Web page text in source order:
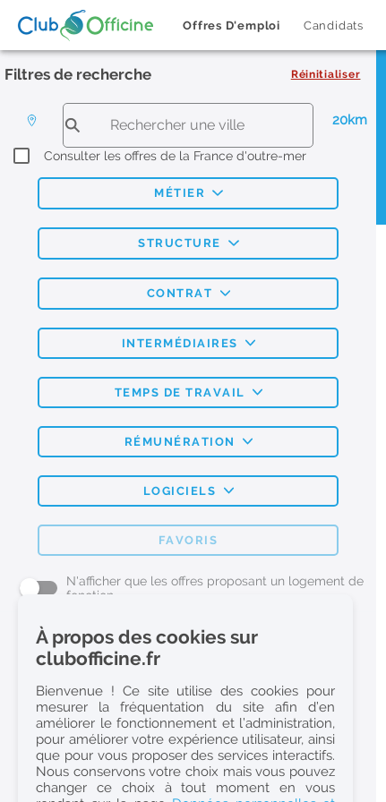
Offres D'emploi Candidats
Filtres de recherche Réinitialiser
20km
Consulter les offres de la France d'outre-mer
MÉTIER
STRUCTURE
CONTRAT
INTERMÉDIAIRES
TEMPS DE TRAVAIL
RÉMUNÉRATION
LOGICIELS
FAVORIS
N'afficher que les offres proposant un logement de
fonction
L'emploi Pharmacie par métier
Pharmacien (H/F)
Préparateur en Pharmacie (H/F)
Etudiant en Pharmacie (H/F)
Etudiant en Pharmacie 6e année validée (H/F)
Conseiller Dermo Cosmetique - Esthéticienne (H/F)
À propos des cookies sur
clubofficine.fr
Bienvenue ! Ce site utilise des cookies pour
mesurer la fréquentation du site afin d’en
améliorer le fonctionnement et l’administration,
pour améliorer votre expérience utilisateur, ainsi
que pour vous proposer des services interactifs.
Nous conservons votre choix mais vous pouvez
changer ce choix à tout moment en vous